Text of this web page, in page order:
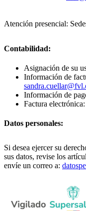
Atención presencial:
Contabilidad:
Asignación de su
Información de
Información de
Factura electrónica:
Datos personales:
Si desea ejercer su
sus datos, revise los
envíe un correo a: